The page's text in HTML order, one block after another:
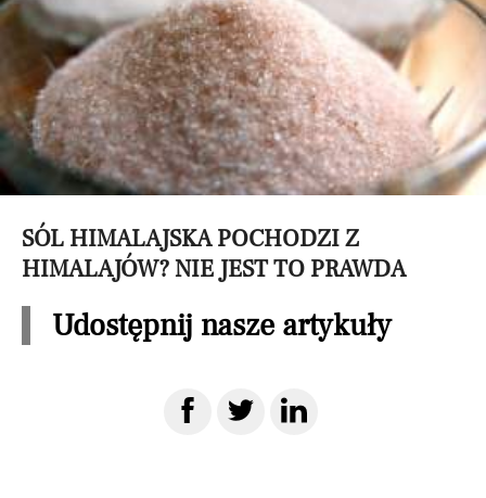
SÓL HIMALAJSKA POCHODZI Z
HIMALAJÓW? NIE JEST TO PRAWDA
Udostępnij nasze artykuły